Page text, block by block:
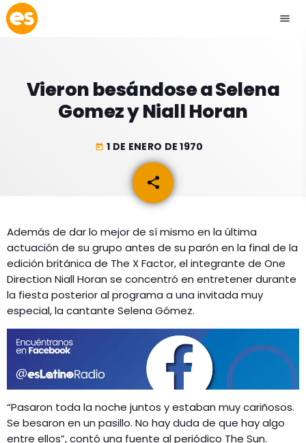
menu
play_arrow EMISIÓN LA PAZ
ESLATINO NEWS
ACTUALIDAD
ESPECTÁCULOS
GEEKERS
MÚSICA
ENTRETENIMIENTO
LOS + TOP
PROGRAMACIÓN
INICIO
RADIO SPLENDID
CONTACTO
Vieron besándose a Selena
Gomez y Niall Horan
today 1 DE ENERO DE 1970
share
email
Además de dar lo mejor de sí mismo en la última
actuación de su grupo antes de su parón en la final de la
edición británica de The X Factor, el integrante de One
Direction Niall Horan se concentró en entretener durante
la fiesta posterior al programa a una invitada muy
especial, la cantante Selena Gómez.
“Pasaron toda la noche juntos y estaban muy cariñosos.
Se besaron en un pasillo. No hay duda de que hay algo
entre ellos”, contó una fuente al periódico The Sun.